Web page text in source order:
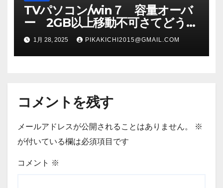
TVパソコン/win７ 容量オーバ
ー 2GB以上移動不可さてどうす
る！？
1月 28, 2025 PIKAKICHI2015@GMAIL.COM
コメントを残す
メールアドレスが公開されることはありません。
※
が付いている欄は必須項目です
コメント ※